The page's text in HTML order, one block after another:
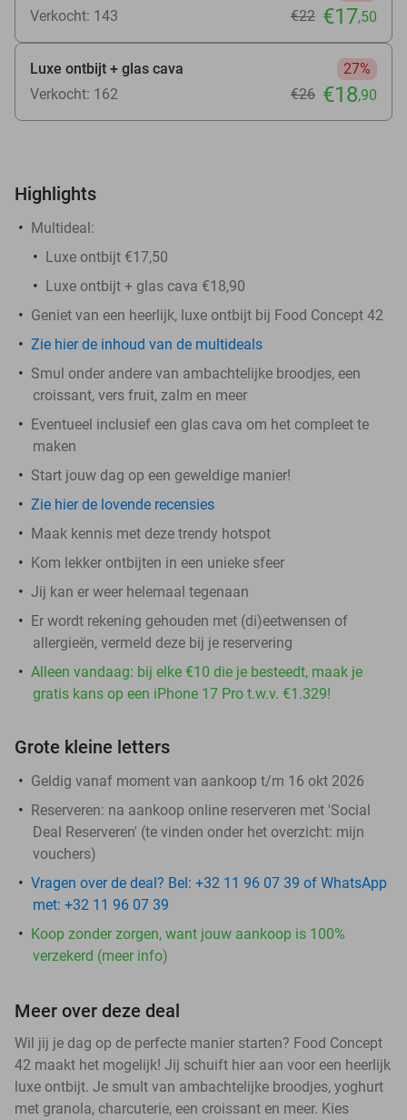
Verkocht: 143
€22 €17,50
Luxe ontbijt + glas cava
27%
Verkocht: 162
€26 €18,90
Highlights
Multideal:
Luxe ontbijt €17,50
Luxe ontbijt + glas cava €18,90
Geniet van een heerlijk, luxe ontbijt bij Food Concept 42
Zie hier de inhoud van de multideals
Smul onder andere van ambachtelijke broodjes, een
croissant, vers fruit, zalm en meer
Eventueel inclusief een glas cava om het compleet te
maken
Start jouw dag op een geweldige manier!
Zie hier de lovende recensies
Maak kennis met deze trendy hotspot
Kom lekker ontbijten in een unieke sfeer
Jij kan er weer helemaal tegenaan
Er wordt rekening gehouden met (di)eetwensen of
allergieën, vermeld deze bij je reservering
Alleen vandaag: bij elke €10 die je besteedt, maak je
gratis kans op een iPhone 17 Pro t.w.v. €1.329!
Grote kleine letters
Geldig vanaf moment van aankoop t/m 16 okt 2026
Reserveren: na aankoop online reserveren met 'Social
Deal Reserveren' (te vinden onder het overzicht: mijn
vouchers)
Vragen over de deal? Bel: +32 11 96 07 39 of WhatsApp
met: +32 11 96 07 39
Koop zonder zorgen, want jouw aankoop is 100%
verzekerd (meer info)
Meer over deze deal
Wil jij je dag op de perfecte manier starten? Food Concept
42 maakt het mogelijk! Jij schuift hier aan voor een heerlijk
luxe ontbijt. Je smult van ambachtelijke broodjes, yoghurt
met granola, charcuterie, een croissant en meer. Kies